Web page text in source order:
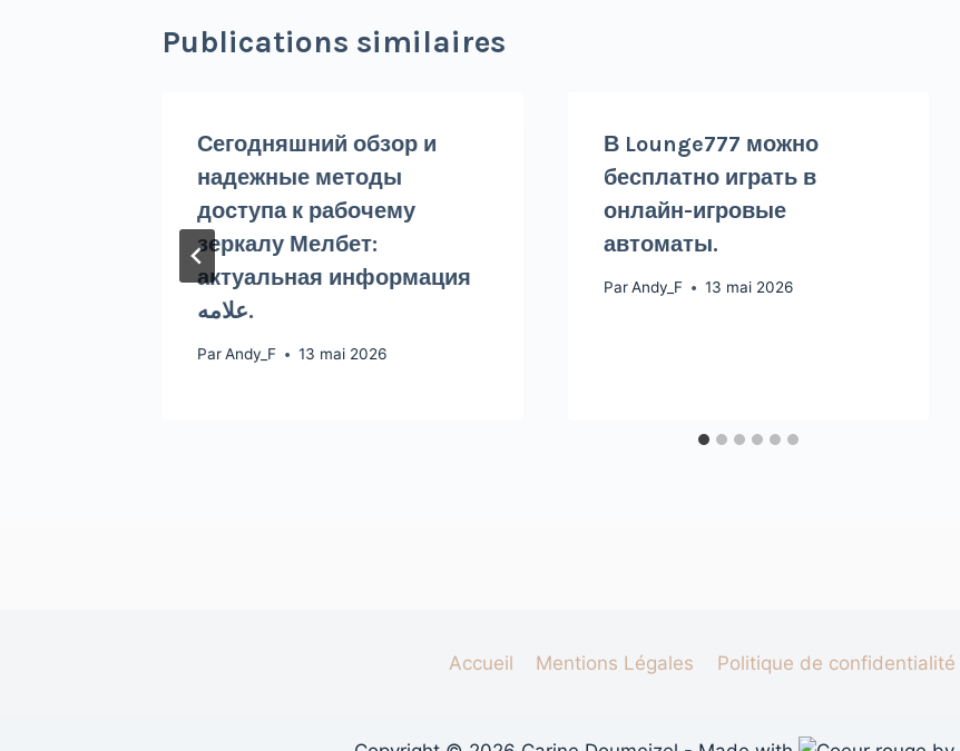
Publications similaires
Сегодняшний обзор и
надежные методы
доступа к рабочему
зеркалу Мелбет:
актуальная информация
علامه.
ParAndy_F 13 mai 2026
В Lounge777 можно
бесплатно играть в
онлайн-игровые
автоматы.
Par Andy_F 13 mai 2026
Accueil Mentions Légales Politique de confidentialité